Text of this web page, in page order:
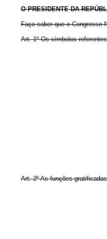
O PRESIDENTE DA
Faço saber que o Congresso
Art. 1º Os símbolos
Art. 2º As funções